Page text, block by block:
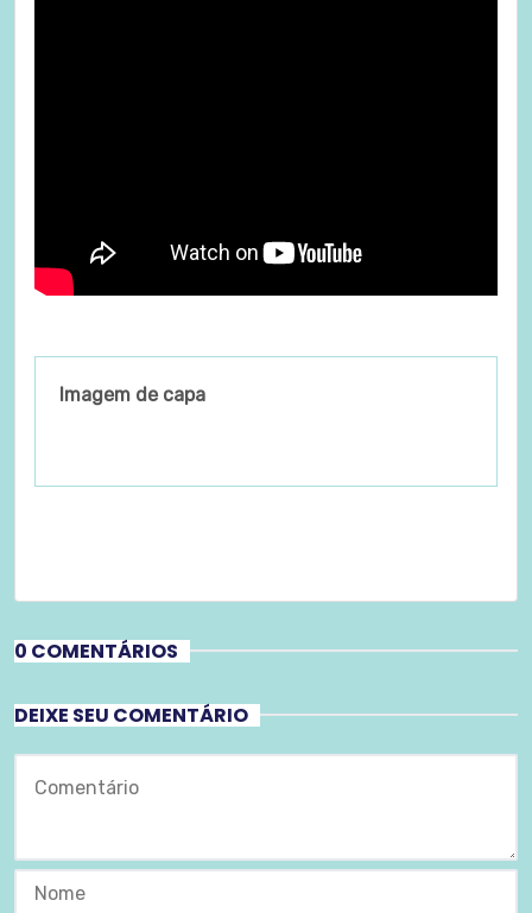
Imagem de capa
0 COMENTÁRIOS
DEIXE SEU COMENTÁRIO